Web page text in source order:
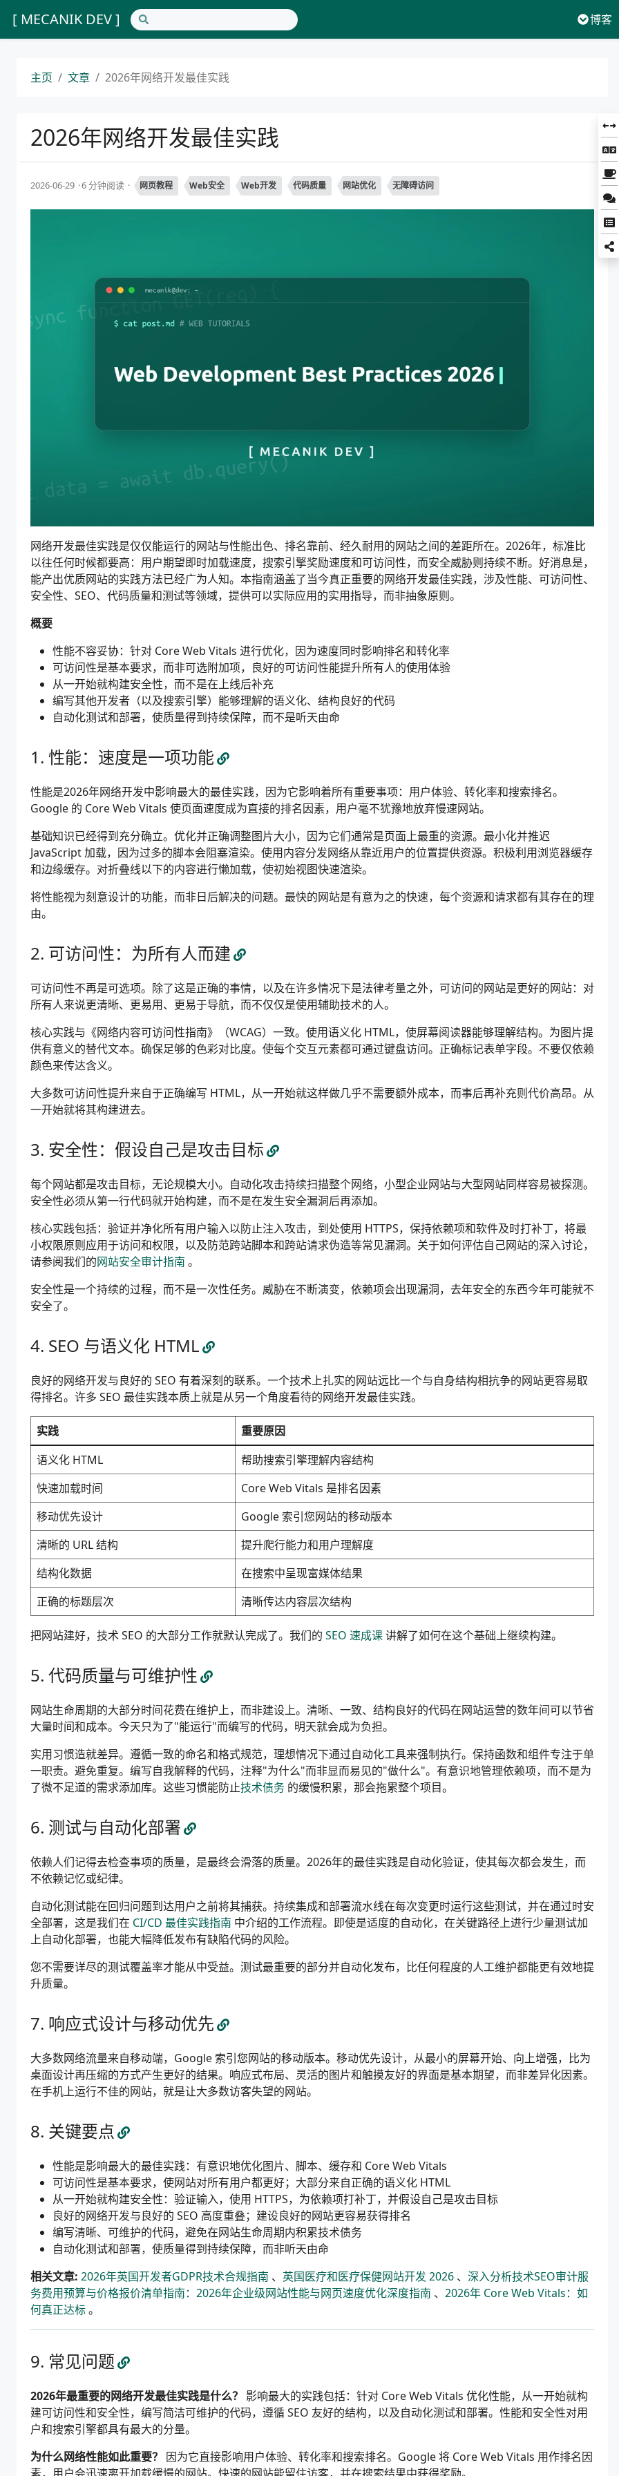
[ MECANIK DEV ] 博客
主页 文章 2026年网络开发最佳实践
2026年网络开发最佳实践
2026-06-29 6 分钟阅读 网页教程 Web安全 Web开发 代码质量 网站优化 无障碍访问
网络开发最佳实践是仅仅能运行的网站与性能出色、排名靠前、经久耐用的网站之间的差距所在。2026年，标准比
以往任何时候都要高：用户期望即时加载速度，搜索引擎奖励速度和可访问性，而安全威胁则持续不断。好消息是，
能产出优质网站的实践方法已经广为人知。本指南涵盖了当今真正重要的网络开发最佳实践，涉及性能、可访问性、
安全性、SEO、代码质量和测试等领域，提供可以实际应用的实用指导，而非抽象原则。
概要
性能不容妥协：针对 Core Web Vitals 进行优化，因为速度同时影响排名和转化率
可访问性是基本要求，而非可选附加项，良好的可访问性能提升所有人的使用体验
从一开始就构建安全性，而不是在上线后补充
编写其他开发者（以及搜索引擎）能够理解的语义化、结构良好的代码
自动化测试和部署，使质量得到持续保障，而不是听天由命
性能：速度是一项功能
性能是2026年网络开发中影响最大的最佳实践，因为它影响着所有重要事项：用户体验、转化率和搜索排名。
Google 的 Core Web Vitals 使页面速度成为直接的排名因素，用户毫不犹豫地放弃慢速网站。
基础知识已经得到充分确立。优化并正确调整图片大小，因为它们通常是页面上最重的资源。最小化并推迟
JavaScript 加载，因为过多的脚本会阻塞渲染。使用内容分发网络从靠近用户的位置提供资源。积极利用浏览器缓存
和边缘缓存。对折叠线以下的内容进行懒加载，使初始视图快速渲染。
将性能视为刻意设计的功能，而非日后解决的问题。最快的网站是有意为之的快速，每个资源和请求都有其存在的理
由。
可访问性：为所有人而建
可访问性不再是可选项。除了这是正确的事情，以及在许多情况下是法律考量之外，可访问的网站是更好的网站：对
所有人来说更清晰、更易用、更易于导航，而不仅仅是使用辅助技术的人。
核心实践与《网络内容可访问性指南》（WCAG）一致。使用语义化 HTML，使屏幕阅读器能够理解结构。为图片提
供有意义的替代文本。确保足够的色彩对比度。使每个交互元素都可通过键盘访问。正确标记表单字段。不要仅依赖
颜色来传达含义。
大多数可访问性提升来自于正确编写 HTML，从一开始就这样做几乎不需要额外成本，而事后再补充则代价高昂。从
一开始就将其构建进去。
安全性：假设自己是攻击目标
每个网站都是攻击目标，无论规模大小。自动化攻击持续扫描整个网络，小型企业网站与大型网站同样容易被探测。
安全性必须从第一行代码就开始构建，而不是在发生安全漏洞后再添加。
核心实践包括：验证并净化所有用户输入以防止注入攻击，到处使用 HTTPS，保持依赖项和软件及时打补丁，将最
小权限原则应用于访问和权限，以及防范跨站脚本和跨站请求伪造等常见漏洞。关于如何评估自己网站的深入讨论，
请参阅我们的网站安全审计指南 。
安全性是一个持续的过程，而不是一次性任务。威胁在不断演变，依赖项会出现漏洞，去年安全的东西今年可能就不
安全了。
SEO 与语义化 HTML
良好的网络开发与良好的 SEO 有着深刻的联系。一个技术上扎实的网站远比一个与自身结构相抗争的网站更容易取
得排名。许多 SEO 最佳实践本质上就是从另一个角度看待的网络开发最佳实践。
实践
重要原因
语义化 HTML
帮助搜索引擎理解内容结构
快速加载时间
Core Web Vitals 是排名因素
移动优先设计
Google 索引您网站的移动版本
清晰的 URL 结构
提升爬行能力和用户理解度
结构化数据
在搜索中呈现富媒体结果
正确的标题层次
清晰传达内容层次结构
把网站建好，技术 SEO 的大部分工作就默认完成了。我们的 SEO 速成课讲解了如何在这个基础上继续构建。
代码质量与可维护性
网站生命周期的大部分时间花费在维护上，而非建设上。清晰、一致、结构良好的代码在网站运营的数年间可以节省
大量时间和成本。今天只为了"能运行"而编写的代码，明天就会成为负担。
实用习惯造就差异。遵循一致的命名和格式规范，理想情况下通过自动化工具来强制执行。保持函数和组件专注于单
一职责。避免重复。编写自我解释的代码，注释"为什么"而非显而易见的"做什么"。有意识地管理依赖项，而不是为
了微不足道的需求添加库。这些习惯能防止技术债务 的缓慢积累，那会拖累整个项目。
测试与自动化部署
依赖人们记得去检查事项的质量，是最终会滑落的质量。2026年的最佳实践是自动化验证，使其每次都会发生，而
不依赖记忆或纪律。
自动化测试能在回归问题到达用户之前将其捕获。持续集成和部署流水线在每次变更时运行这些测试，并在通过时安
全部署，这是我们在 CI/CD 最佳实践指南 中介绍的工作流程。即使是适度的自动化，在关键路径上进行少量测试加
上自动化部署，也能大幅降低发布有缺陷代码的风险。
您不需要详尽的测试覆盖率才能从中受益。测试最重要的部分并自动化发布，比任何程度的人工维护都能更有效地提
升质量。
响应式设计与移动优先
大多数网络流量来自移动端，Google 索引您网站的移动版本。移动优先设计，从最小的屏幕开始、向上增强，比为
桌面设计再压缩的方式产生更好的结果。响应式布局、灵活的图片和触摸友好的界面是基本期望，而非差异化因素。
在手机上运行不佳的网站，就是让大多数访客失望的网站。
关键要点
性能是影响最大的最佳实践：有意识地优化图片、脚本、缓存和 Core Web Vitals
可访问性是基本要求，使网站对所有用户都更好；大部分来自正确的语义化 HTML
从一开始就构建安全性：验证输入，使用 HTTPS，为依赖项打补丁，并假设自己是攻击目标
良好的网络开发与良好的 SEO 高度重叠；建设良好的网站更容易获得排名
编写清晰、可维护的代码，避免在网站生命周期内积累技术债务
自动化测试和部署，使质量得到持续保障，而非听天由命
相关文章: 2026年英国开发者GDPR技术合规指南 、 英国医疗和医疗保健网站开发 2026 、 深入分析技术SEO审计服
务费用预算与价格报价清单指南：2026年企业级网站性能与网页速度优化深度指南 、 2026年 Core Web Vitals：如
何真正达标。
常见问题
2026年最重要的网络开发最佳实践是什么？ 影响最大的实践包括：针对 Core Web Vitals 优化性能，从一开始就构
建可访问性和安全性，编写简洁可维护的代码，遵循 SEO 友好的结构，以及自动化测试和部署。性能和安全性对用
户和搜索引擎都具有最大的分量。
为什么网络性能如此重要？ 因为它直接影响用户体验、转化率和搜索排名。Google 将 Core Web Vitals 用作排名因